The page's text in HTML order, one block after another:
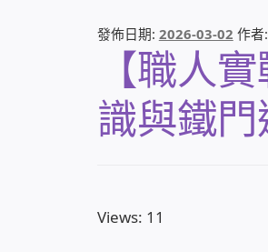
發佈日期: 2026-03-02 作者:
【職人
識與鐵門
Views: 11